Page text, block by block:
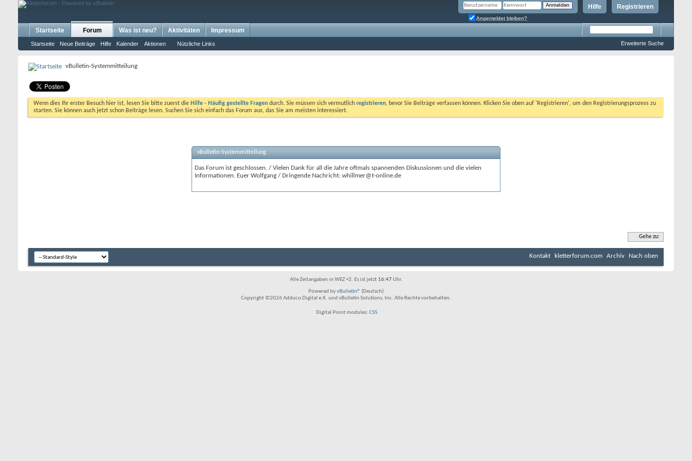
Registrieren
Hilfe
Angemeldet bleiben?
Startseite Forum
Startseite Neue Beiträge Hilfe Kalender Aktionen Nützliche Links
Was ist neu? Aktivitäten Impressum
Erweiterte Suche
vBulletin-Systemmitteilung
Wenn dies Ihr erster Besuch hier ist, lesen Sie bitte zuerst die Hilfe - Häufig gestellte Fragen durch. Sie müssen sich vermutlich registrieren, bevor Sie Beiträge verfassen können. Klicken Sie oben auf 'Registrieren', um den Registrierungsprozess zu
starten. Sie können auch jetzt schon Beiträge lesen. Suchen Sie sich einfach das Forum aus, das Sie am meisten interessiert.
vBulletin-Systemmitteilung
Das Forum ist geschlossen. / Vielen Dank für all die Jahre oftmals spannenden Diskussionen und die vielen
Informationen. Euer Wolfgang / Dringende Nachricht: whillmer@t-online.de
Gehe zu:
Kontakt kletterforum.com Archiv Nach oben
Alle Zeitangaben in WEZ +2. Es ist jetzt 16:47Uhr.
Powered byvBulletin® (Deutsch)
Copyright ©2026 Adduco Digital e.K. und vBulletin Solutions, Inc. Alle Rechte vorbehalten.
Digital Point modules: CSS